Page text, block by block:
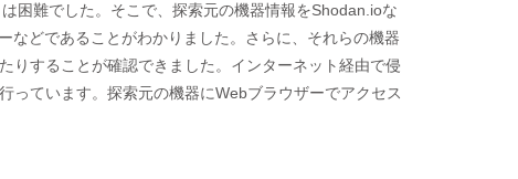
困難でした。そこで、探索元の機器情報をShodan.ioな
などであることがわかりました。さらに、それらの機器
りすることが確認できました。インターネット経由で侵
っています。探索元の機器にWebブラウザーでアクセス